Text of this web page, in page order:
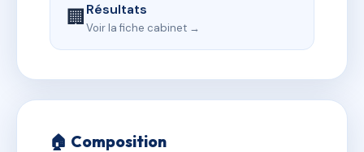
🏢Résultats
Voir la fiche cabinet →
🏠 Composition